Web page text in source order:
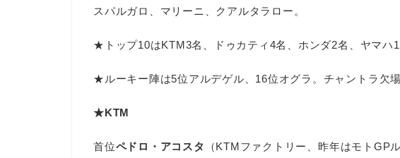
スパルガロ、マリーニ、クアルタラロー。
★トップ10はKTM3名、ドゥカティ4名、ホンダ2名、ヤマハ1
★ルーキー陣は5位アルデゲル、16位オグラ。チャントラ欠場
★KTM
首位ペドロ・アコスタ
（KTMファクトリー、昨年はモトGP